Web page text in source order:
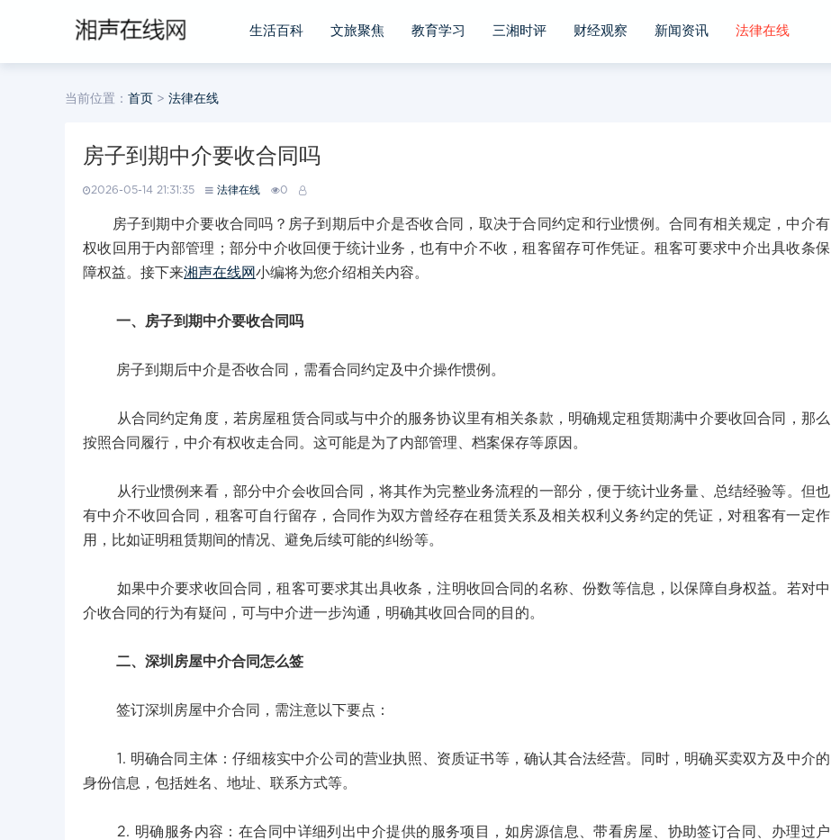
生活百科 文旅聚焦 教育学习 三湘时评 财经观察 新闻资讯 法律在线
当前位置： 首页 > 法律在线
房子到期中介要收合同吗
2026-05-14 21:31:35 法律在线 0
房子到期中介要收合同吗？房子到期后中介是否收合同，取决于合同约定和行业惯例。合同有相关规定，中介有
权收回用于内部管理；部分中介收回便于统计业务，也有中介不收，租客留存可作凭证。租客可要求中介出具收条保
障权益。接下来湘声在线网小编将为您介绍相关内容。
一、房子到期中介要收合同吗
房子到期后中介是否收合同，需看合同约定及中介操作惯例。
从合同约定角度，若房屋租赁合同或与中介的服务协议里有相关条款，明确规定租赁期满中介要收回合同，那么
按照合同履行，中介有权收走合同。这可能是为了内部管理、档案保存等原因。
从行业惯例来看，部分中介会收回合同，将其作为完整业务流程的一部分，便于统计业务量、总结经验等。但也
有中介不收回合同，租客可自行留存，合同作为双方曾经存在租赁关系及相关权利义务约定的凭证，对租客有一定作
用，比如证明租赁期间的情况、避免后续可能的纠纷等。
如果中介要求收回合同，租客可要求其出具收条，注明收回合同的名称、份数等信息，以保障自身权益。若对中
介收合同的行为有疑问，可与中介进一步沟通，明确其收回合同的目的。
二、深圳房屋中介合同怎么签
签订深圳房屋中介合同，需注意以下要点：
1. 明确合同主体：仔细核实中介公司的营业执照、资质证书等，确认其合法经营。同时，明确买卖双方及中介的
身份信息，包括姓名、地址、联系方式等。
2. 明确服务内容：在合同中详细列出中介提供的服务项目，如房源信息、带看房屋、协助签订合同、办理过户